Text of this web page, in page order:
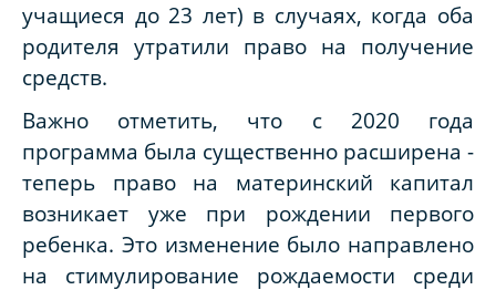
учащиеся до 23 лет) в случаях, когда оба
родителя утратили право на получение
средств.
Важно отметить, что с 2020 года
программа была существенно расширена -
теперь право на материнский капитал
возникает уже при рождении первого
ребенка. Это изменение было направлено
на стимулирование рождаемости среди